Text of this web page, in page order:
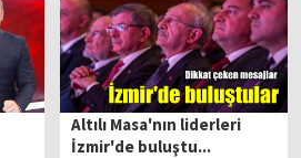
Altılı Masa'nın liderleri
İzmir'de buluştu...